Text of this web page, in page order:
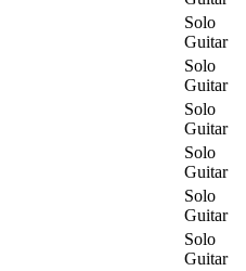
Solo
Guitar
Solo
Guitar
Solo
Guitar
Solo
Guitar
Solo
Guitar
Solo
Guitar